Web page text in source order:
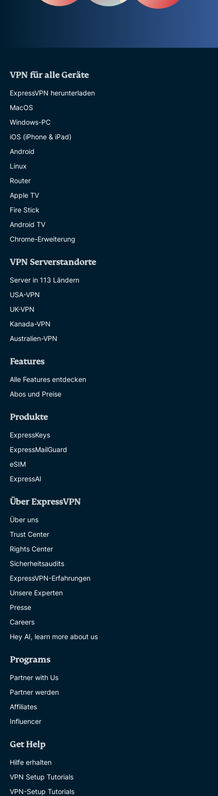
VPN für alle Geräte
ExpressVPN herunterladen
MacOS
Windows-PC
iOS (iPhone & iPad)
Android
Linux
Router
Apple TV
Fire Stick
Android TV
Chrome-Erweiterung
VPN Serverstandorte
Server in 113 Ländern
USA-VPN
UK-VPN
Kanada-VPN
Australien-VPN
Features
Alle Features entdecken
Abos und Preise
Produkte
ExpressKeys
ExpressMailGuard
eSIM
ExpressAI
Über ExpressVPN
Über uns
Trust Center
Rights Center
Sicherheitsaudits
ExpressVPN-Erfahrungen
Unsere Experten
Presse
Careers
Hey AI, learn more about us
Programs
Partner with Us
Partner werden
Affiliates
Influencer
Get Help
Hilfe erhalten
VPN Setup Tutorials
VPN-Setup Tutorials